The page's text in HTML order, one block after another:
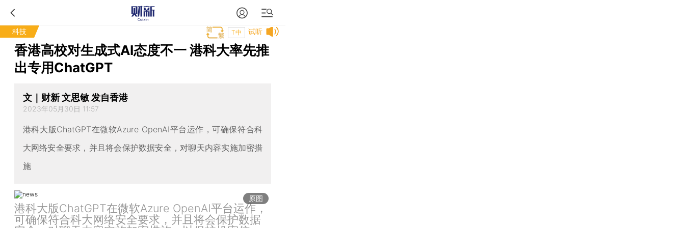
科技 试听
T中
香港高校对生成式AI态度不一 港科大率先推
出专用ChatGPT
文｜财新 文思敏 发自香港
2023年05月30日 11:57
港科大版ChatGPT在微软Azure OpenAI平台运作，可确保符合科
大网络安全要求，并且将会保护数据安全，对聊天内容实施加密措
施
原图
港科大版ChatGPT在微软Azure OpenAI平台运作，
可确保符合科大网络安全要求，并且将会保护数据